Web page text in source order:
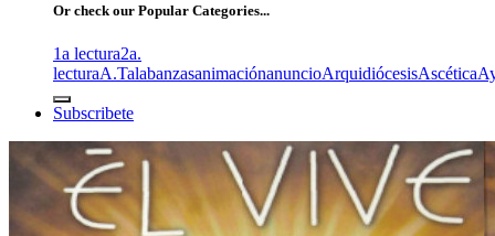
Or check our Popular Categories...
1a lectura2a.
lecturaA.TalabanzasanimaciónanuncioArquidiócesisAscética
Subscribete